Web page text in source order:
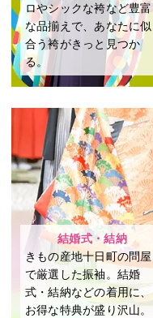
ロやシックな袴など豊富
な品揃えで、あなたに似
合う袴がきっと見つか
る。
結婚式・結納
きもの産地十日町の問屋
で厳選した振袖。結婚
式・結納などの着用に、
お得な特典が盛り沢山。